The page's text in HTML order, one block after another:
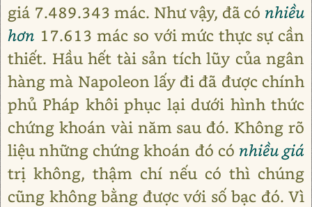
giá 7.489.343 mác. Như vậy, đã có nhiều
hơn 17.613 mác so với mức thực sự cần
thiết. Hầu hết tài sản tích lũy của ngân
hàng mà Napoleon lấy đi đã được chính
phủ Pháp khôi phục lại dưới hình thức
chứng khoán vài năm sau đó. Không rõ
liệu những chứng khoán đó có nhiều giá
trị không, thậm chí nếu có thì chúng
cũng không bằng được với số bạc đó. Vì